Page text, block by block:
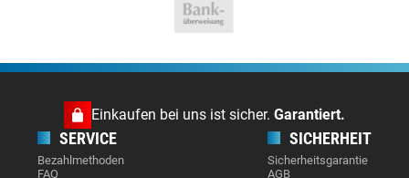
Einkaufen bei uns ist sicher. Garantiert.
SERVICE
Bezahlmethoden
FAQ
SICHERHEIT
Sicherheitsgarantie
AGB